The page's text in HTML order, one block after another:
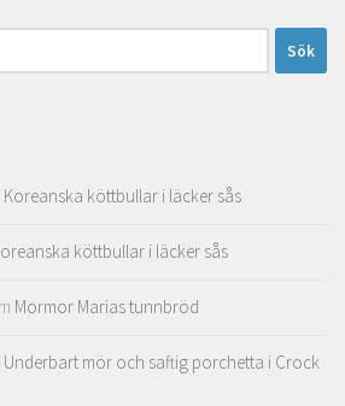
Koreanska köttbullar i läcker sås
köttbullar i läcker sås
Mormor Marias tunnbröd
Underbart mör och saftig porchetta i Crock